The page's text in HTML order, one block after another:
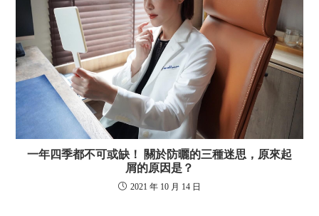
一年四季都不可或缺！ 關於防曬的三種迷思，原來起
屑的原因是？
2021 年 10 月 14 日